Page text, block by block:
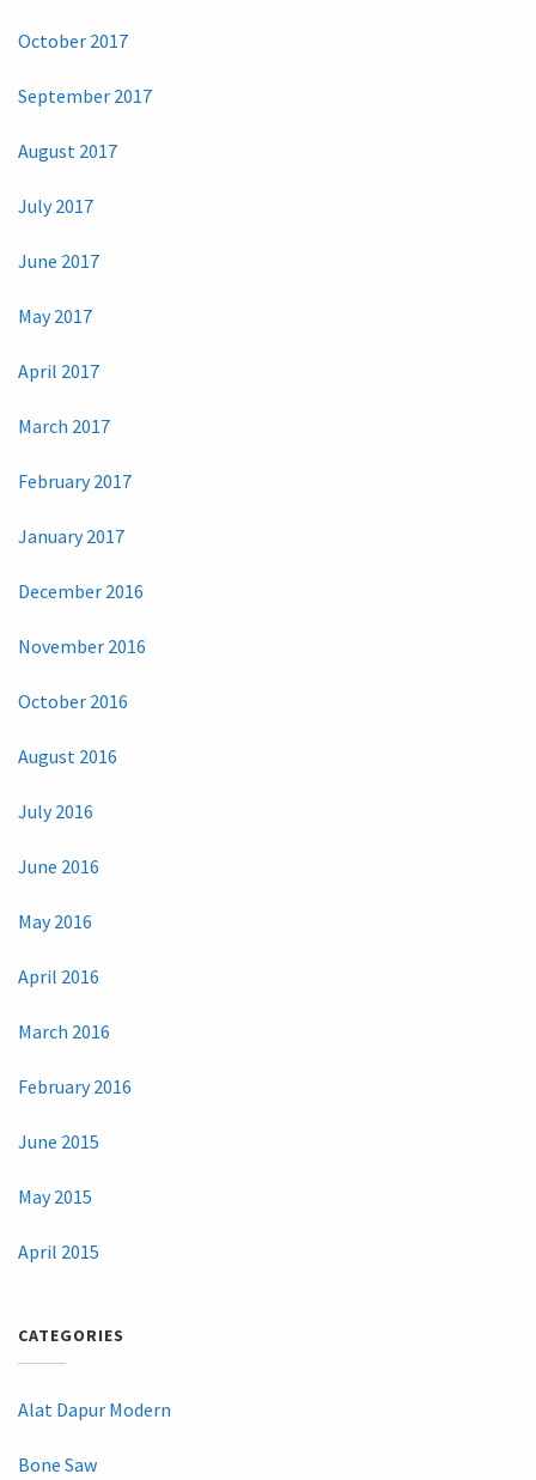
October 2017
September 2017
August 2017
July 2017
June 2017
May 2017
April 2017
March 2017
February 2017
January 2017
December 2016
November 2016
October 2016
August 2016
July 2016
June 2016
May 2016
April 2016
March 2016
February 2016
June 2015
May 2015
April 2015
CATEGORIES
Alat Dapur Modern
Bone Saw